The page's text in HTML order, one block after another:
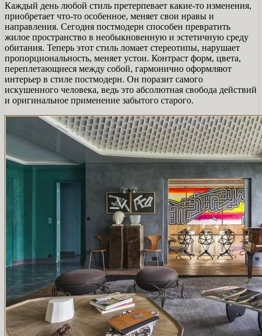
Каждый день любой стиль претерпевает какие-то изменения,
приобретает что-то особенное, меняет свои нравы и
направления. Сегодня постмодерн способен превратить
жилое пространство в необыкновенную и эстетичную среду
обитания. Теперь этот стиль ломает стереотипы, нарушает
пропорциональность, меняет устои. Контраст форм, цвета,
переплетающиеся между собой, гармонично оформляют
интерьер в стиле постмодерн. Он поразит самого
искушенного человека, ведь это абсолютная свобода действий
и оригинальное применение забытого старого.